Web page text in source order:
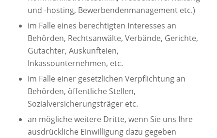
und -hosting, Bewerbendenmanagement etc.)
im Falle eines berechtigten Interesses an
Behörden, Rechtsanwälte, Verbände, Gerichte,
Gutachter, Auskunfteien,
Inkassounternehmen, etc.
Im Falle einer gesetzlichen Verpflichtung an
Behörden, öffentliche Stellen,
Sozialversicherungsträger etc.
an mögliche weitere Dritte, wenn Sie uns Ihre
ausdrückliche Einwilligung dazu gegeben